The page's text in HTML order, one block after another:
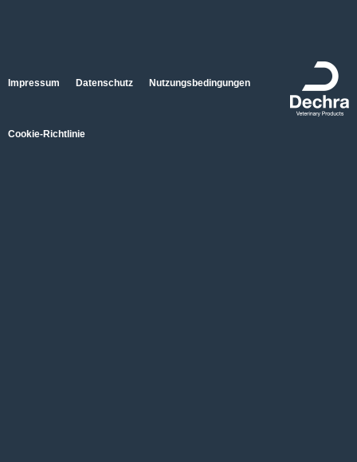
Impressum Datenschutz Nutzungsbedingungen
Cookie-Richtlinie